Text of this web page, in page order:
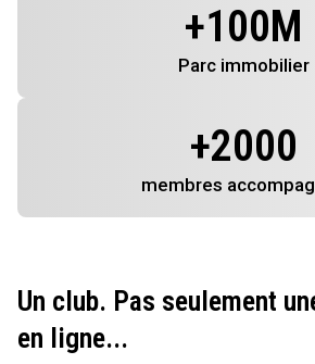
+100M
Parc immobilier
+2000
membres
Un club. Pas seulement
en ligne...